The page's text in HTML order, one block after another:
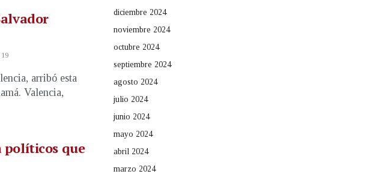
19
arribó esta
Valencia,
políticos que
diciembre 2024
noviembre 2024
octubre 2024
septiembre 2024
agosto 2024
julio 2024
junio 2024
mayo 2024
abril 2024
marzo 2024